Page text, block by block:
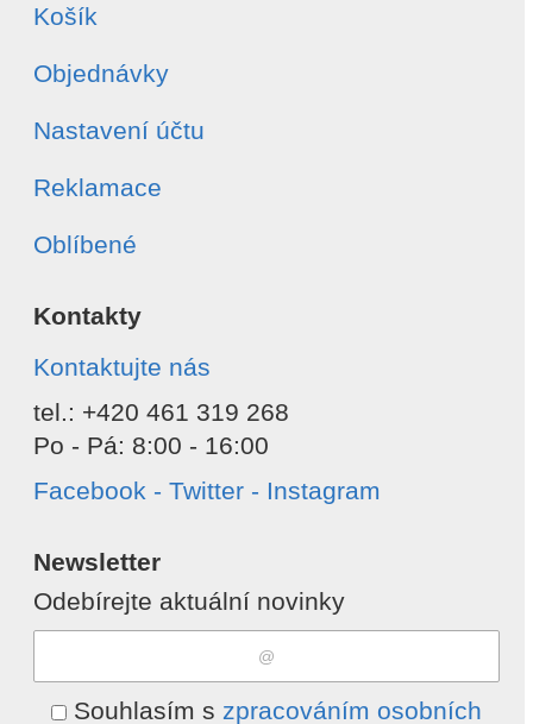
Košík
Objednávky
Nastavení účtu
Reklamace
Oblíbené
Kontakty
Kontaktujte nás
tel.: +420 461 319 268
Po - Pá: 8:00 - 16:00
Facebook - Twitter - Instagram
Newsletter
Odebírejte aktuální novinky
Souhlasím s zpracováním osobních